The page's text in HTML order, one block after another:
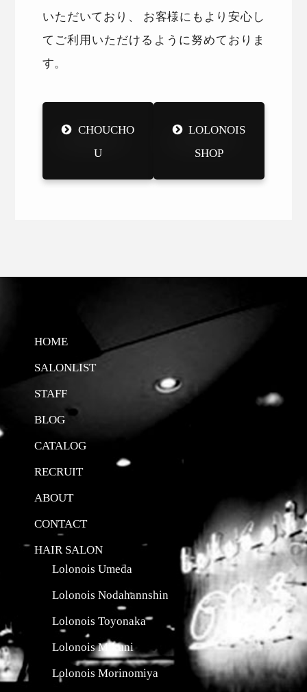
いただいており、 お客様にもより安心し
てご利用いただけるように努めておりま
す。
CHOUCHO
U
LOLONOIS
SHOP
HOME
SALONLIST
STAFF
BLOG
CATALOG
RECRUIT
ABOUT
CONTACT
HAIR SALON
Lolonois Umeda
Lolonois Nodahannshin
Lolonois Toyonaka
Lolonois Mikuni
Lolonois Morinomiya